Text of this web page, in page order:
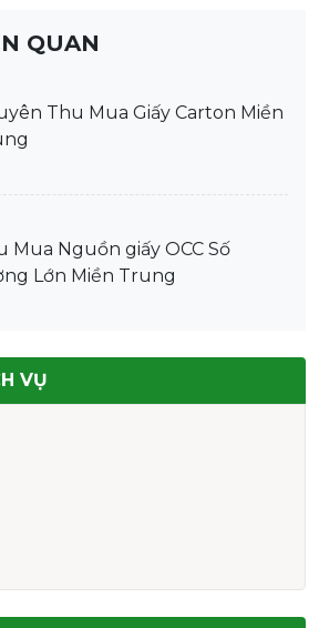
QUAN
Thu Mua Giấy Carton Miền
Mua Nguồn giấy OCC Số
Lớn Miền Trung
VỤ